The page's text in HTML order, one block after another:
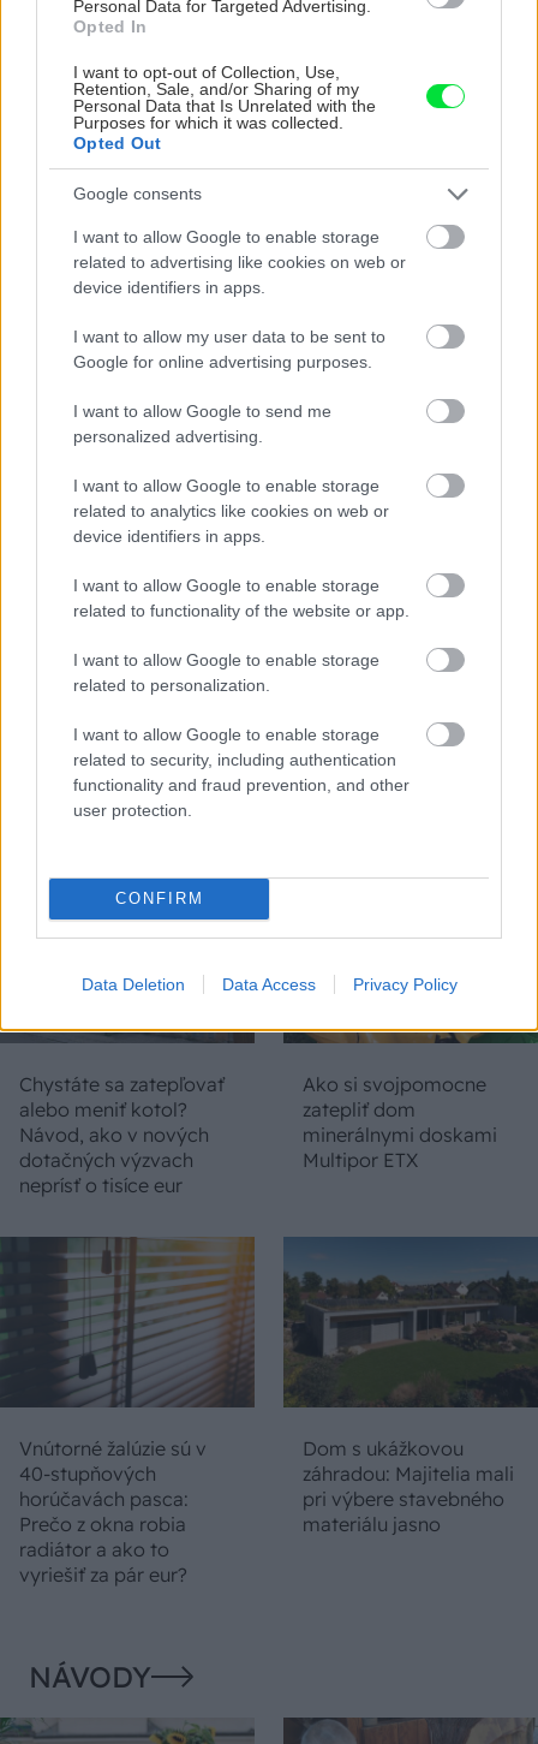
Personal Data for Targeted Advertising.
Opted In
I want to opt-out of Collection, Use,
Retention, Sale, and/or Sharing of my
Personal Data that Is Unrelated with the
Purposes for which it was collected.
Opted Out
Google consents
I want to allow Google to enable storage
related to advertising like cookies on web or
device identifiers in apps.
I want to allow my user data to be sent to
Google for online advertising purposes.
I want to allow Google to send me
personalized advertising.
I want to allow Google to enable storage
related to analytics like cookies on web or
device identifiers in apps.
I want to allow Google to enable storage
related to functionality of the website or app.
I want to allow Google to enable storage
related to personalization.
I want to allow Google to enable storage
related to security, including authentication
functionality and fraud prevention, and other
user protection.
CONFIRM
Data Deletion Data Access Privacy Policy
Na Morave prerobila
starú chalupu na
nepoznanie: Keď
že nie ste v Toskánsku
S motorovou pílou sa
dokáže aj podpísať.
montovaný domček v
duchu tradícií
10 najčastejších
skrytých chýb, ktoré
prekvapiť
vôňa dreva: Takáto
deň!
Chystáte sa zatepľovať
alebo meniť kotol?
Návod, ako v nových
dotačných výzvach
neprísť o tisíce eur
Ako si svojpomocne
zatepliť dom
minerálnymi doskami
Multipor ETX
Vnútorné žalúzie sú v
40-stupňových
horúčavách pasca:
Prečo z okna robia
radiátor a ako to
vyriešiť za pár eur?
Dom s ukážkovou
záhradou: Majitelia mali
pri výbere stavebného
materiálu jasno
NÁVODY